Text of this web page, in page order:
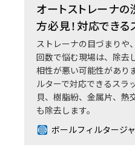
オートストレーナ
方必見！対応できる
ストレーナの目づまりや
回数で悩む現場は、除去
相性が悪い可能性があり
ルターで対応できるスラ
貝、樹脂紛、金属片、熱
も除去します。
ボールフィルタージ